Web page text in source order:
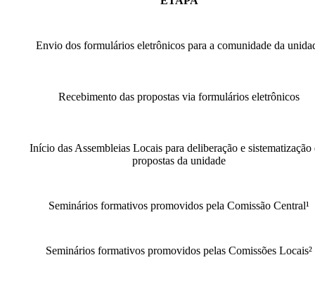
Envio dos formulários eletrônicos para a comunidade da
Recebimento das propostas via formulários eletrônicos
Início das Assembleias Locais para deliberação e sistematização
propostas da unidade
Seminários formativos promovidos pela Comissão Central¹
Seminários formativos promovidos pelas Comissões Locais²